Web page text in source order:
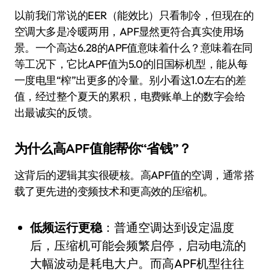
以前我们常说的EER（能效比）只看制冷，但现在的
空调大多是冷暖两用，APF显然更符合真实使用场
景。一个高达6.28的APF值意味着什么？意味着在同
等工况下，它比APF值为5.0的旧国标机型，能从每
一度电里“榨”出更多的冷量。别小看这1.0左右的差
值，经过整个夏天的累积，电费账单上的数字会给
出最诚实的反馈。
为什么高APF值能帮你“省钱”？
这背后的逻辑其实很硬核。高APF值的空调，通常搭
载了更先进的变频技术和更高效的压缩机。
低频运行更稳：普通空调达到设定温度
后，压缩机可能会频繁启停，启动电流的
大幅波动是耗电大户。而高APF机型往往